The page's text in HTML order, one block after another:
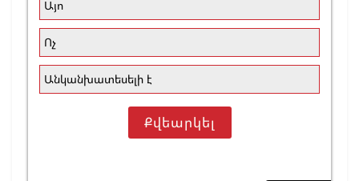
Այո
Ոչ
Անկանխատեսելի է